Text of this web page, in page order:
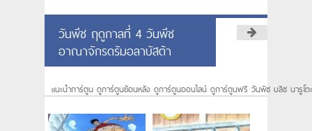
วันพีช ฤดูกาลที่ 4 วันพีช
อาณาจักรดรัมอลาบัสต้า
แนะนำการ์ตูน ดูการ์ตูนย้อนหลัง ดูการ์ตูนออนไลน์ ดูการ์ตูนฟรี วันพีซ บลีซ นารูโตะ